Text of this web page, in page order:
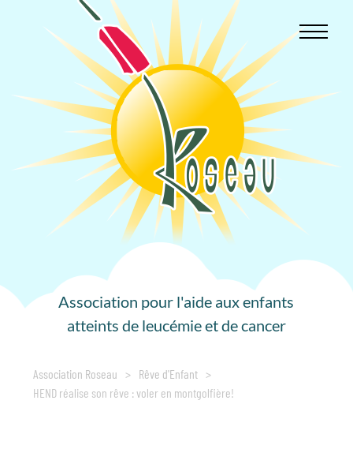
Association pour l'aide aux enfants
atteints de leucémie et de cancer
Association Roseau > Rêve d'Enfant >
HEND réalise son rêve : voler en montgolfière!